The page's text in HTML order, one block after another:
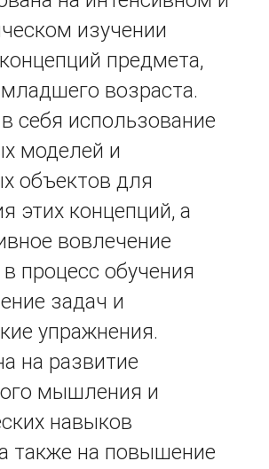
изучении
предмета,
возраста.
себя использование
моделей и
объектов для
этих концепций, а
вовлечение
процесс обучения
задач и
упражнения.
на развитие
мышления и
навыков
также на повышение